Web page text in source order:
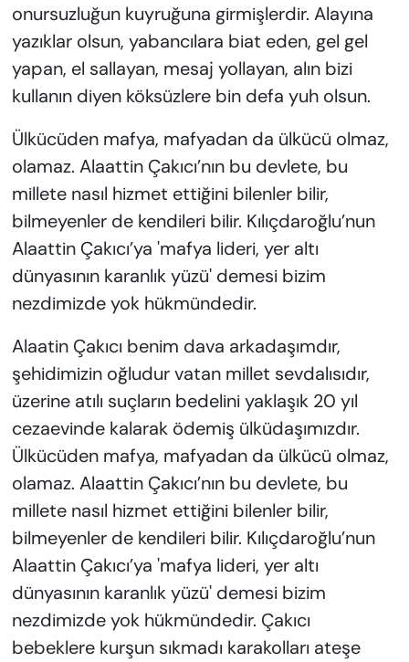
onursuzluğun kuyruğuna girmişlerdir. Alayına
yazıklar olsun, yabancılara biat eden, gel gel
yapan, el sallayan, mesaj yollayan, alın bizi
kullanın diyen köksüzlere bin defa yuh olsun.
Ülkücüden mafya, mafyadan da ülkücü olmaz,
olamaz. Alaattin Çakıcı’nın bu devlete, bu
millete nasıl hizmet ettiğini bilenler bilir,
bilmeyenler de kendileri bilir. Kılıçdaroğlu’nun
Alaattin Çakıcı’ya 'mafya lideri, yer altı
dünyasının karanlık yüzü' demesi bizim
nezdimizde yok hükmündedir.
Alaatin Çakıcı benim dava arkadaşımdır,
şehidimizin oğludur vatan millet sevdalısıdır,
üzerine atılı suçların bedelini yaklaşık 20 yıl
cezaevinde kalarak ödemiş ülküdaşımızdır.
Ülkücüden mafya, mafyadan da ülkücü olmaz,
olamaz. Alaattin Çakıcı’nın bu devlete, bu
millete nasıl hizmet ettiğini bilenler bilir,
bilmeyenler de kendileri bilir. Kılıçdaroğlu’nun
Alaattin Çakıcı’ya 'mafya lideri, yer altı
dünyasının karanlık yüzü' demesi bizim
nezdimizde yok hükmündedir. Çakıcı
bebeklere kurşun sıkmadı karakolları ateşe